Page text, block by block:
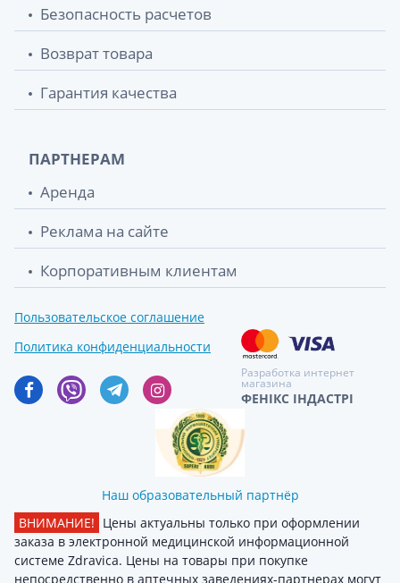
Безопасность расчетов
Возврат товара
Гарантия качества
ПАРТНЕРАМ
Аренда
Реклама на сайте
Корпоративным клиентам
Пользовательское соглашение
Политика конфиденциальности
Разработка интернет
магазина
ФЕНІКС ІНДАСТРІ
Наш образовательный партнёр
ВНИМАНИЕ! Цены актуальны только при оформлении
заказа в электронной медицинской информационной
системе Zdravica. Цены на товары при покупке
непосредственно в аптечных заведениях-партнерах могут